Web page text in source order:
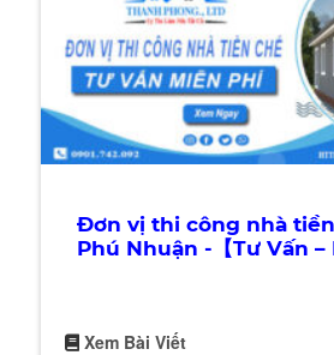
Đơn vị thi công nhà
Phú Nhuận -【Tư Vấn –
Xem Bài Viết